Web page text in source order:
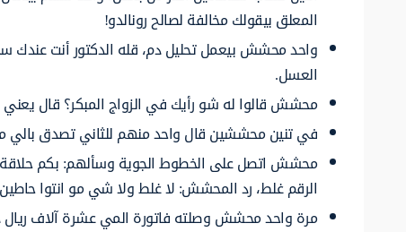
المعلق بيقولك مخالفة لصالح رونالدو!
واحد محشش بيعمل تحليل دم، قله الدكتور أنت عندك
العسل.
محشش قالوا له شو رأيك في الزواج المبكر؟ قال
في تنين محششين قال واحد منهم للثاني تصدق بالي
محشش اتصل على الخطوط الجوية وسألهم: بكم حلاقة
الرقم غلط، رد المحشش: لا غلط ولا شي مو انتوا حاطين
مرة واحد محشش وصلته فاتورة المي عشرة آلاف ريال